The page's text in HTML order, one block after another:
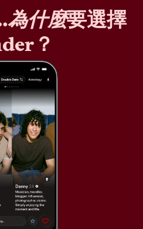
為什麼要選擇
？